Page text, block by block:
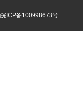
皖ICP备100998673号